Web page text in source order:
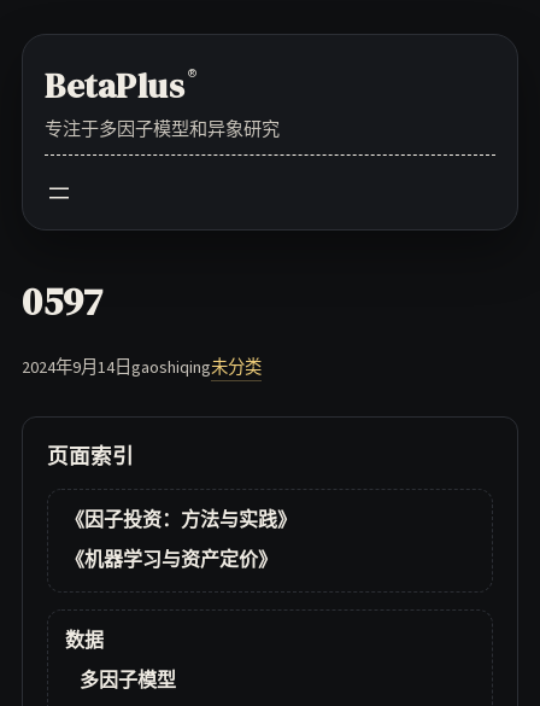
contentBetaPlus®
专注于多因子模型和异象研究
0597
2024年9月14日gaoshiqing未分类
页面索引
《因子投资：方法与实践》
《机器学习与资产定价》
数据
多因子模型